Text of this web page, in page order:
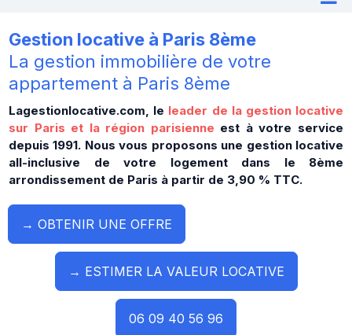
Gestion locative à Paris 8ème
La gestion immobilière de votre
appartement à Paris 8ème
Lagestionlocative.com, le leader de la gestion locative
sur Paris et la région parisienne est à votre service
depuis 1991. Nous vous proposons une gestion locative
all-inclusive de votre logement dans le 8ème
arrondissement de Paris à partir de 3,90 % TTC.
→ OBTENIR UNE OFFRE
→ ESTIMER LA VALEUR LOCATIVE
06 09 40 56 96